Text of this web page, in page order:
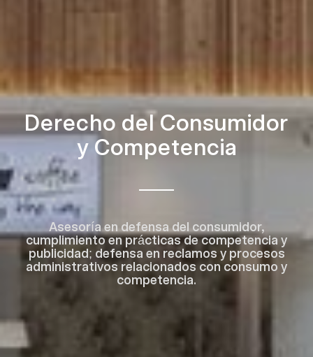
Derecho del Consumidor
y Competencia
Asesoría en defensa del consumidor,
cumplimiento en prácticas de competencia y
publicidad; defensa en reclamos y procesos
administrativos relacionados con consumo y
competencia.